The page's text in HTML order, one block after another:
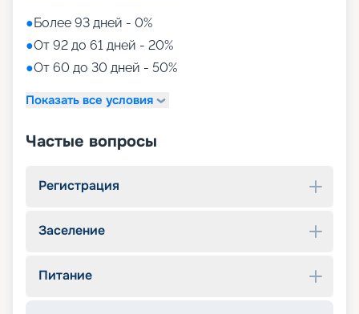
●Более 93 дней - 0%
●От 92 до 61 дней - 20%
●От 60 до 30 дней - 50%
Показать все условия
Частые вопросы
Регистрация
Заселение
Питание